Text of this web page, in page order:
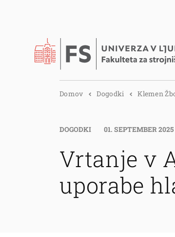
Domov Dogodki Klemen
DOGODKI 01. SEPTEMBER 2025
Vrtanje v
uporabe